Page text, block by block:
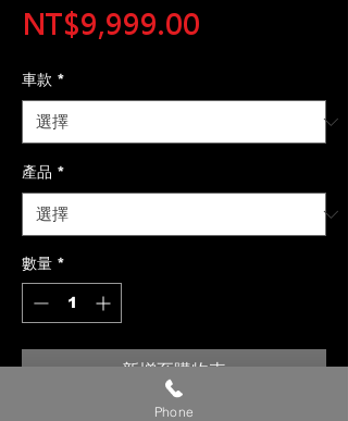
NT$9,999.00
車款 *
產品 *
數量 *
新增至購物車
Phone